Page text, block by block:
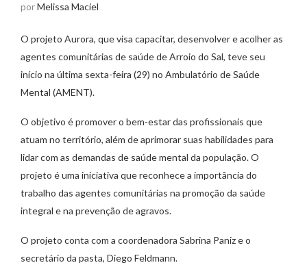
porMelissa Maciel
O projeto Aurora, que visa capacitar, desenvolver e acolher as
agentes comunitárias de saúde de Arroio do Sal, teve seu
início na última sexta-feira (29) no Ambulatório de Saúde
Mental (AMENT).
O objetivo é promover o bem-estar das profissionais que
atuam no território, além de aprimorar suas habilidades para
lidar com as demandas de saúde mental da população. O
projeto é uma iniciativa que reconhece a importância do
trabalho das agentes comunitárias na promoção da saúde
integral e na prevenção de agravos.
O projeto conta com a coordenadora Sabrina Paniz e o
secretário da pasta, Diego Feldmann.